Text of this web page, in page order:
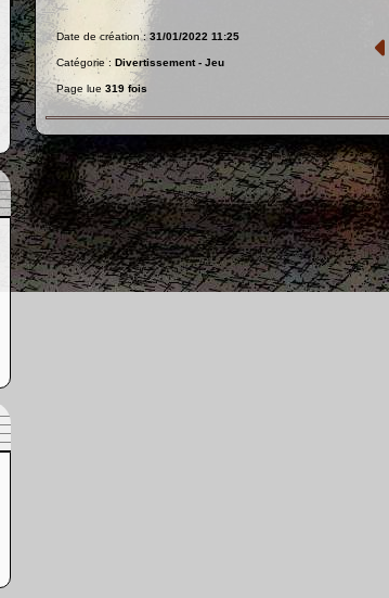
Date de création :31/01/2022 11:25
Catégorie :Divertissement - Jeu
Page lue319 fois